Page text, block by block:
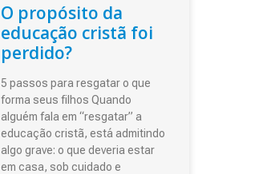
O propósito da
educação cristã foi
perdido?
5 passos para resgatar o que
forma seus filhos Quando
alguém fala em “resgatar” a
educação cristã, está admitindo
algo grave: o que deveria estar
em casa, sob cuidado e